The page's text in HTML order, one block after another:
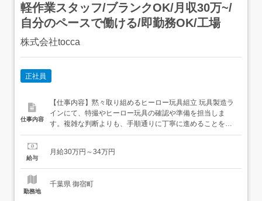
軽作業スタッフ/ブランクOK/月収30万~/
自分のペースで働ける/即勤務OK/工場
株式会社tocca
正社員
仕事内容
【仕事内容】黙々取り組めるヒーロー玩具組立 玩具製造ラ
インにて、特撮やヒーロー玩具の確認や準備を担当しま
す。複雑な判断よりも、手順通りに丁寧に進めることを大
切にする仕事です。 新生活応援の条件 v ⏺ 月給30万円～
収入を安定させながら、新しい環境に移りたい方にも合い
給与
月給30万円～34万円
勤務地
千葉県 御宿町